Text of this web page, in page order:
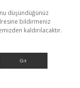
düşündüğünüz
bildirmeniz
kaldırılacaktır.